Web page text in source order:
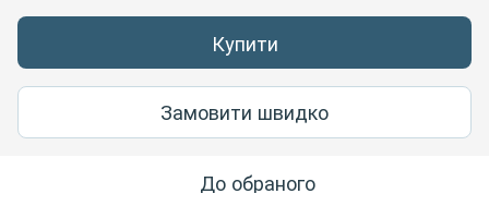
Купити
Замовити швидко
До обраного